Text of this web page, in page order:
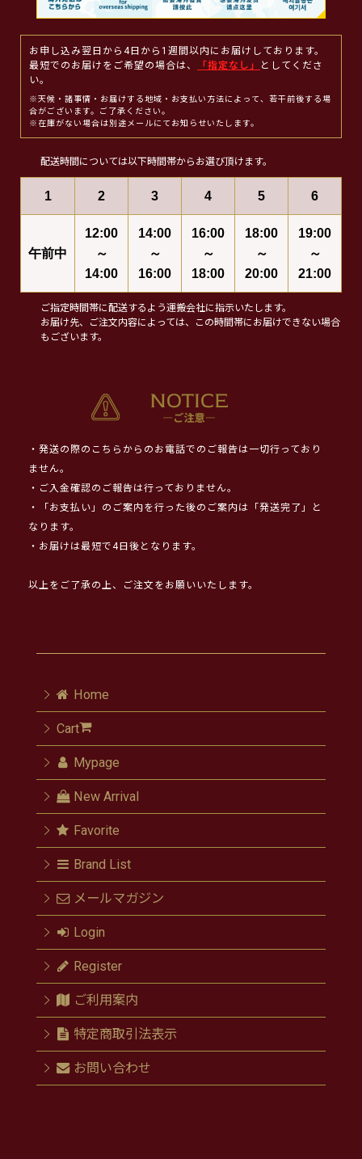
お申し込み翌日から4日から1週間以内にお届けしております。
最短でのお届けをご希望の場合は、
「指定なし」
としてくださ
い。
※天候・諸事情・お届けする地域・お支払い方法によって、若干前後する場
合がございます。ご了承ください。
※在庫がない場合は別途メールにてお知らせいたします。
配送時間については以下時間帯からお選び頂けます。
1 2 3 4 5 6
午前中
12:00
～
14:00
14:00
～
16:00
16:00
～
18:00
18:00
～
20:00
19:00
～
21:00
ご指定時間帯に配送するよう運搬会社に指示いたします。
お届け先、ご注文内容によっては、この時間帯にお届けできない場合
もございます。
・発送の際のこちらからのお電話でのご報告は一切行っており
ません。
・ご入金確認のご報告は行っておりません。
・「お支払い」のご案内を行った後のご案内は「発送完了」と
なります。
・お届けは最短で4日後となります。
以上をご了承の上、ご注文をお願いいたします。
Home
Cart
Mypage
New Arrival
Favorite
Brand List
メールマガジン
Login
Register
ご利用案内
特定商取引法表示
お問い合わせ